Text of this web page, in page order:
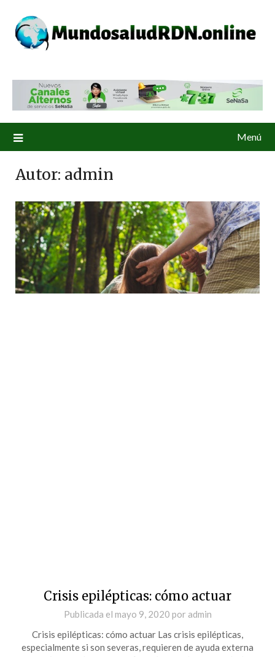
Menú
Autor: admin
Crisis epilépticas: cómo actuar
Publicada el mayo 9, 2020 por admin
Crisis epilépticas: cómo actuar Las crisis epilépticas,
especialmente si son severas, requieren de ayuda externa